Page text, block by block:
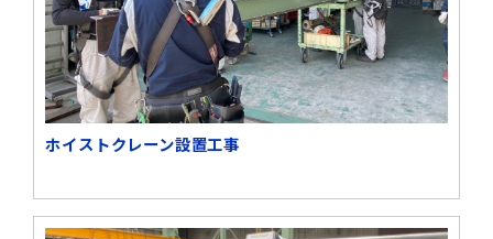
ホイストクレーン設置工事